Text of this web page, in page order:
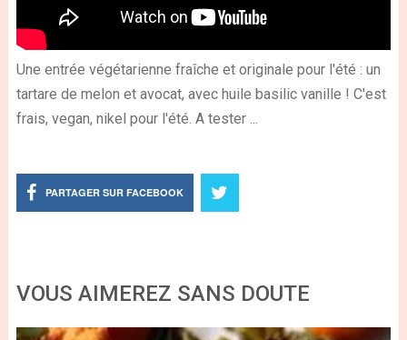
Une entrée végétarienne fraîche et originale pour l'été : un
tartare de melon et avocat, avec huile basilic vanille ! C'est
frais, vegan, nikel pour l'été. A tester ...
PARTAGER SUR FACEBOOK
VOUS AIMEREZ SANS DOUTE